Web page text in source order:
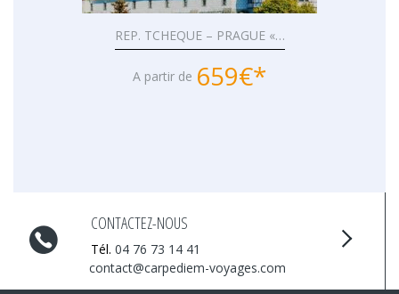
REP. TCHEQUE – PRAGUE «…
A partir de 659€*
CONTACTEZ-NOUS
Tél. 04 76 73 14 41
contact@carpediem-voyages.com